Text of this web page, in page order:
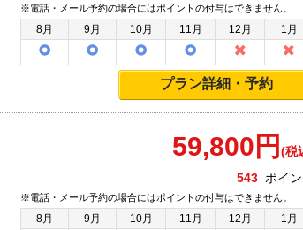
※電話・メール予約の場合にはポイントの付与はできません。
8月 9月 10月 11月 12月 1月
プラン詳細・予約
59,800 円 (税
543 ポイン
※電話・メール予約の場合にはポイントの付与はできません。
8月 9月 10月 11月 12月 1月